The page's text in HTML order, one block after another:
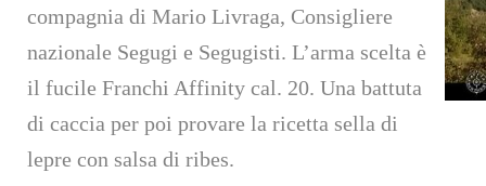
compagnia di Mario Livraga, Consigliere
nazionale Segugi e Segugisti. L’arma scelta è
il fucile Franchi Affinity cal. 20. Una battuta
di caccia per poi provare la ricetta sella di
lepre con salsa di ribes.